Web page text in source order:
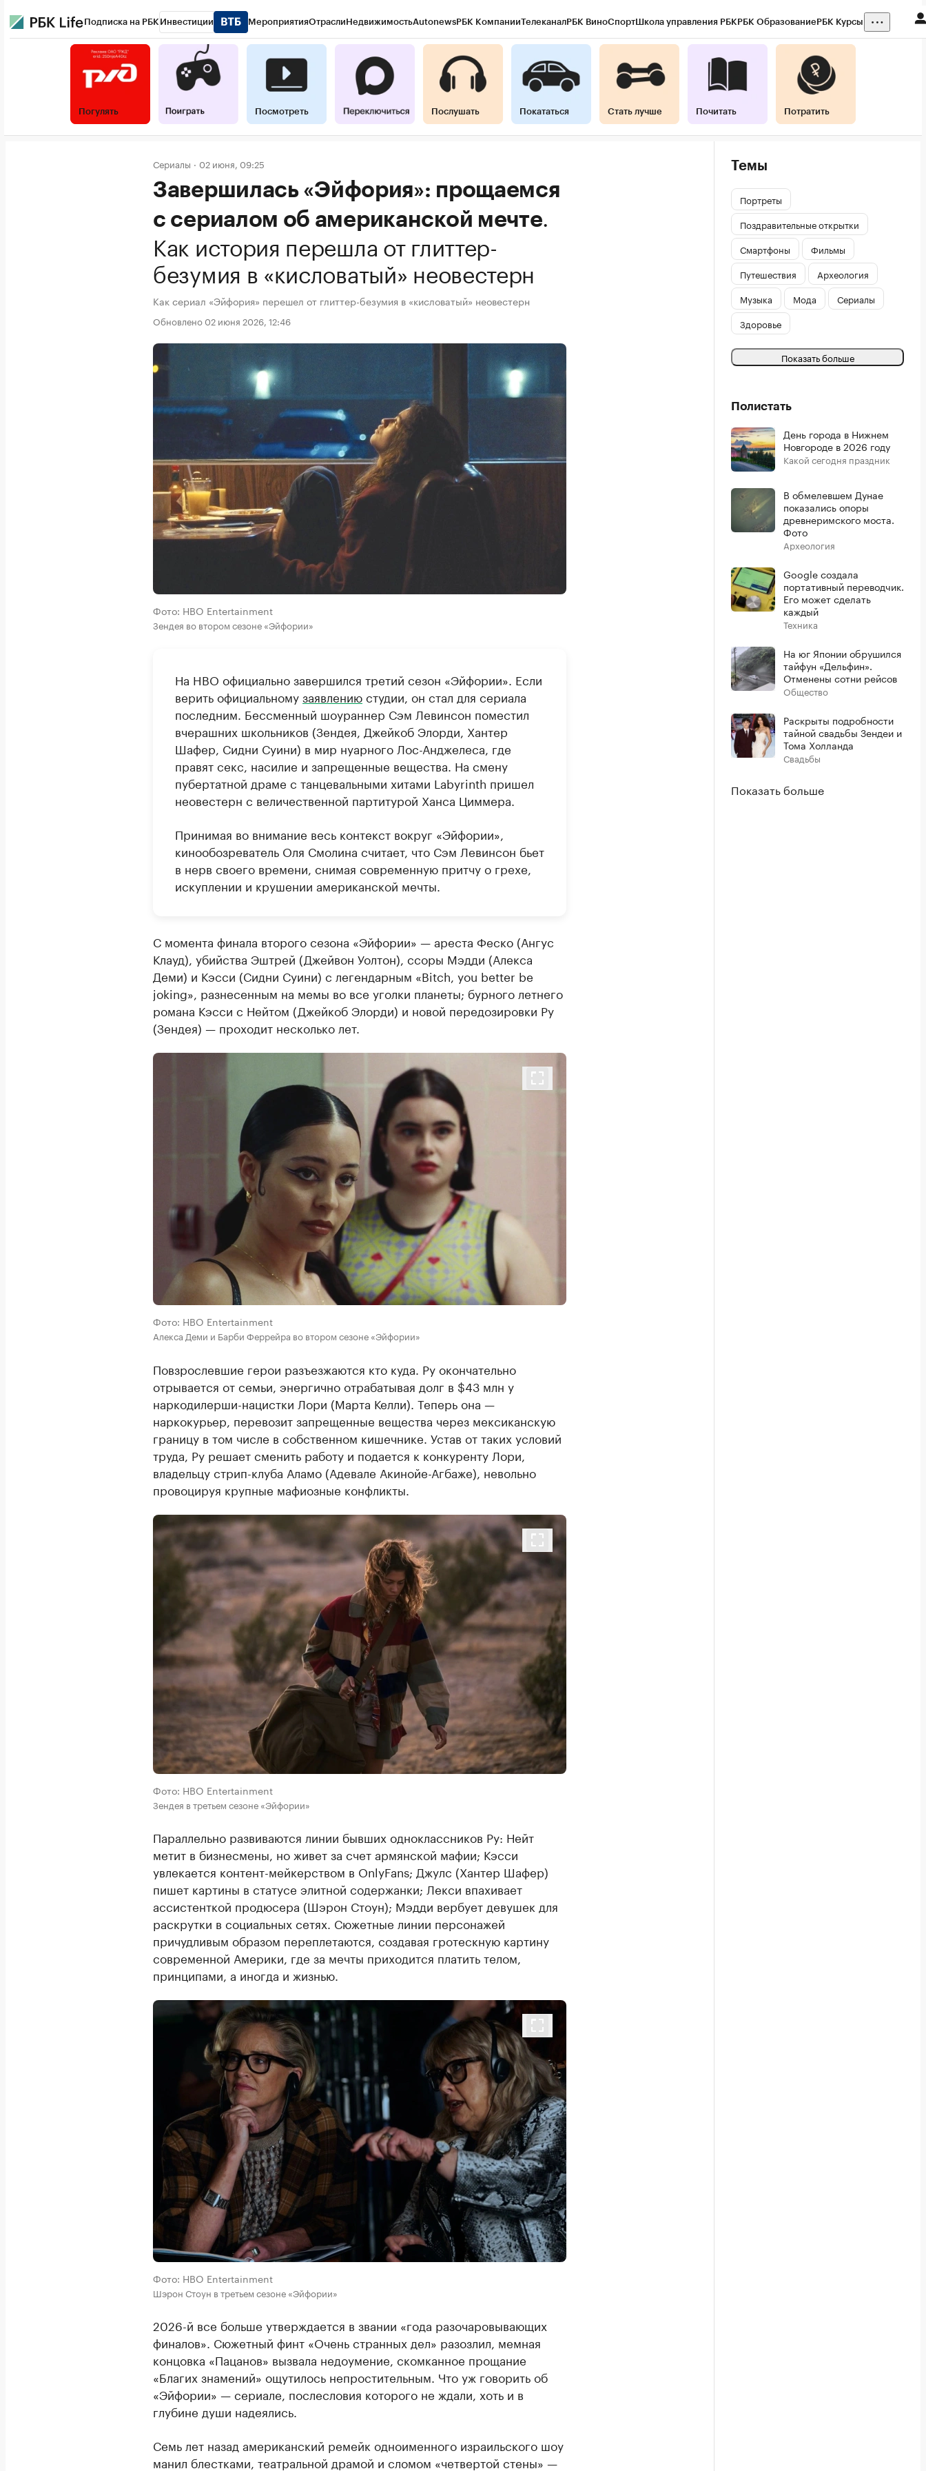
Подписка на РБК Инвестиции МероприятияОтраслиНедвижимостьAutonewsРБК КомпанииТелеканалРБК ВиноСпортШкола управления РБКРБК ОбразованиеРБК Курсы
Погулять Посмотреть Послушать Покататься Стать лучше Почитать Потратить
Сериалы 02 июня, 09:25
Завершилась «Эйфория»: прощаемся
с сериалом об американской мечте.
Как история перешла от глиттер-
безумия в «кисловатый» неовестерн
Как сериал «Эйфория» перешел от глиттер-безумия в «кисловатый» неовестерн
Обновлено 02 июня 2026, 12:46
Фото: HBO Entertainment
Зендея во втором сезоне «Эйфории»
На HBO официально завершился третий сезон «Эйфории». Если
верить официальномузаявлениюстудии, он стал для сериала
последним. Бессменный шоураннер Сэм Левинсон поместил
вчерашних школьников (Зендея, Джейкоб Элорди, Хантер
Шафер, Сидни Суини) в мир нуарного Лос-Анджелеса, где
правят секс, насилие и запрещенные вещества. На смену
пубертатной драме с танцевальными хитами Labyrinth пришел
неовестерн с величественной партитурой Ханса Циммера.
Принимая во внимание весь контекст вокруг «Эйфории»,
кинообозреватель Оля Смолина считает, что Сэм Левинсон бьет
в нерв своего времени, снимая современную притчу о грехе,
искуплении и крушении американской мечты.
С момента финала второго сезона «Эйфории» — ареста Феско (Ангус
Клауд), убийства Эштрей (Джейвон Уолтон), ссоры Мэдди (Алекса
Деми) и Кэсси (Сидни Суини) с легендарным «Bitch, you better be
joking», разнесенным на мемы во все уголки планеты; бурного летнего
романа Кэсси с Нейтом (Джейкоб Элорди) и новой передозировки Ру
(Зендея) — проходит несколько лет.
Фото: HBO Entertainment
Алекса Деми и Барби Феррейра во втором сезоне «Эйфории»
Повзрослевшие герои разъезжаются кто куда. Ру окончательно
отрывается от семьи, энергично отрабатывая долг в $43 млн у
наркодилерши-нацистки Лори (Марта Келли). Теперь она —
наркокурьер, перевозит запрещенные вещества через мексиканскую
границу в том числе в собственном кишечнике. Устав от таких условий
труда, Ру решает сменить работу и подается к конкуренту Лори,
владельцу стрип-клуба Аламо (Адевале Акинойе-Агбаже), невольно
провоцируя крупные мафиозные конфликты.
Фото: HBO Entertainment
Зендея в третьем сезоне «Эйфории»
Параллельно развиваются линии бывших одноклассников Ру: Нейт
метит в бизнесмены, но живет за счет армянской мафии; Кэсси
увлекается контент-мейкерством в OnlyFans; Джулс (Хантер Шафер)
пишет картины в статусе элитной содержанки; Лекси впахивает
ассистенткой продюсера (Шэрон Стоун); Мэдди вербует девушек для
раскрутки в социальных сетях. Сюжетные линии персонажей
причудливым образом переплетаются, создавая гротескную картину
современной Америки, где за мечты приходится платить телом,
принципами, а иногда и жизнью.
Фото: HBO Entertainment
Шэрон Стоун в третьем сезоне «Эйфории»
2026-й все больше утверждается в звании «года разочаровывающих
финалов». Сюжетный финт «Очень странных дел» разозлил, мемная
концовка «Пацанов» вызвала недоумение, скомканное прощание
«Благих знамений» ощутилось непростительным. Что уж говорить об
«Эйфории» — сериале, послесловия которого не ждали, хоть и в
глубине души надеялись.
Семь лет назад американский ремейк одноименного израильского шоу
манил блестками, театральной драмой и сломом «четвертой стены» —
Темы
Портреты
Поздравительные открытки
Смартфоны
Фильмы
Путешествия
Археология
Музыка
Мода
Сериалы
Здоровье
Показать больше
Полистать
День города в Нижнем
Новгороде в 2026 году
Какой сегодня праздник
В обмелевшем Дунае
показались опоры
древнеримского моста.
Фото
Археология
Google создала
портативный переводчик.
Его может сделать
каждый
Техника
На юг Японии обрушился
тайфун «Дельфин».
Отменены сотни рейсов
Общество
Раскрыты подробности
тайной свадьбы Зендеи и
Тома Холланда
Свадьбы
Показать больше